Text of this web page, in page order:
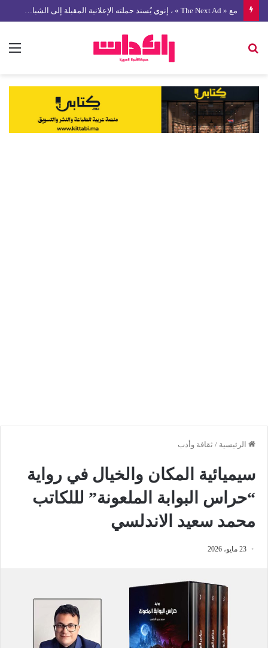
مع « The Next Ad » ، إنوي يُسند حملته الإعلانية المقبلة إلى الشباب المغربي
الرئيسية / ثقافة وأدب
سيميائية المكان والخيال في رواية
“حراس البوابة الملعونة” لللكاتب
محمد سعيد الاندلسي
23 مايو، 2026